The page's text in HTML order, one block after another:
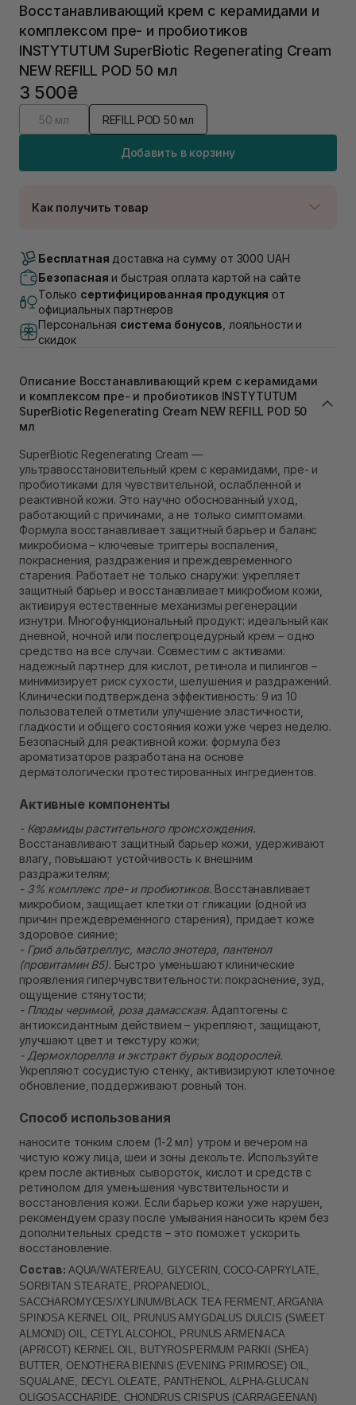
Восстанавливающий крем с керамидами и
комплексом пре- и пробиотиков
INSTYTUTUM SuperBiotic Regenerating Cream
NEW REFILL POD 50 мл
3 500₴
50 мл REFILL POD 50 мл
Добавить в корзину
Как получить товар
В наличии
Самовывоз г. Луцк, Винниченка 4
Самовывоз г. Львов, ул. Академика Подстригача,
1В (Duck's Lake)
Самовывоз г. Львов ул. Степана Бандеры 43
В наличии
Самовывоз Ровно
Самовывоз г. Ровно, ул. Кулика и Гудачека 23 (ТЦ
Экватор)
Бесплатная доставка на сумму от 3000 UAH
Безопасная и быстрая оплата картой на сайте
Только сертифицированная продукция от
официальных партнеров
Персональная система бонусов , лояльности и
скидок
Описание Восстанавливающий крем с керамидами
и комплексом пре- и пробиотиков INSTYTUTUM
SuperBiotic Regenerating Cream NEW REFILL POD 50
мл
SuperBiotic Regenerating Cream —
ультравосстановительный крем с керамидами, пре- и
пробиотиками для чувствительной, ослабленной и
реактивной кожи. Это научно обоснованный уход,
работающий с причинами, а не только симптомами.
Формула восстанавливает защитный барьер и баланс
микробиома – ключевые триггеры воспаления,
покраснения, раздражения и преждевременного
старения. Работает не только снаружи: укрепляет
защитный барьер и восстанавливает микробиом кожи,
активируя естественные механизмы регенерации
изнутри. Многофункциональный продукт: идеальный как
дневной, ночной или послепроцедурный крем – одно
средство на все случаи. Совместим с активами:
надежный партнер для кислот, ретинола и пилингов –
минимизирует риск сухости, шелушения и раздражений.
Клинически подтверждена эффективность: 9 из 10
пользователей отметили улучшение эластичности,
гладкости и общего состояния кожи уже через неделю.
Безопасный для реактивной кожи: формула без
ароматизаторов разработана на основе
дерматологически протестированных ингредиентов.
Активные компоненты
- Керамиды растительного происхождения.
Восстанавливают защитный барьер кожи, удерживают
влагу, повышают устойчивость к внешним
раздражителям;
- 3% комплекс пре- и пробиотиков. Восстанавливает
микробиом, защищает клетки от гликации (одной из
причин преждевременного старения), придает коже
здоровое сияние;
- Гриб альбатреллус, масло энотера, пантенол
(провитамин В5). Быстро уменьшают клинические
проявления гиперчувствительности: покраснение, зуд,
ощущение стянутости;
- Плоды черимой, роза дамасская.Адаптогены с
антиоксидантным действием – укрепляют, защищают,
улучшают цвет и текстуру кожи;
- Дермохлорелла и экстракт бурых водорослей.
Укрепляют сосудистую стенку, активизируют клеточное
обновление, поддерживают ровный тон.
Способ использования
наносите тонким слоем (1-2 мл) утром и вечером на
чистую кожу лица, шеи и зоны декольте. Используйте
крем после активных сывороток, кислот и средств с
ретинолом для уменьшения чувствительности и
восстановления кожи. Если барьер кожи уже нарушен,
рекомендуем сразу после умывания наносить крем без
дополнительных средств – это поможет ускорить
восстановление.
Состав: AQUA/WATER/EAU, GLYCERIN, COCO-CAPRYLATE,
SORBITAN STEARATE, PROPANEDIOL,
SACCHAROMYCES/XYLINUM/BLACK TEA FERMENT, ARGANIA
SPINOSA KERNEL OIL, PRUNUS AMYGDALUS DULCIS (SWEET
ALMOND) OIL, CETYL ALCOHOL, PRUNUS ARMENIACA
(APRICOT) KERNEL OIL, BUTYROSPERMUM PARKII (SHEA)
BUTTER, OENOTHERA BIENNIS (EVENING PRIMROSE) OIL,
SQUALANE, DECYL OLEATE, PANTHENOL, ALPHA-GLUCAN
OLIGOSACCHARIDE, CHONDRUS CRISPUS (CARRAGEENAN)